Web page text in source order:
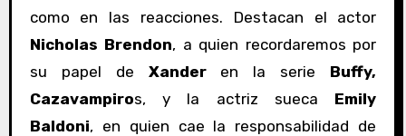
como en las reacciones. Destacan el actor
Nicholas Brendon, a quien recordaremos por
su papel de Xanderen la serie Buffy,
Cazavampiros, y la actriz sueca Emily
Baldoni, en quien cae la responsabilidad de